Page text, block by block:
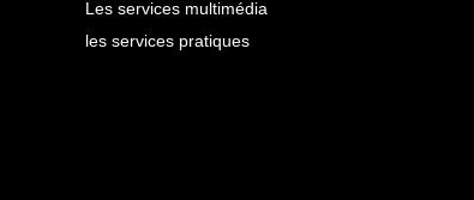
Les services multimédia
les services pratiques